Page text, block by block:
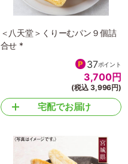
＜八天堂＞くりーむパン９個詰
合せ *
37ポイント
3,700円
(税込 3,996円)
宅配でお届け